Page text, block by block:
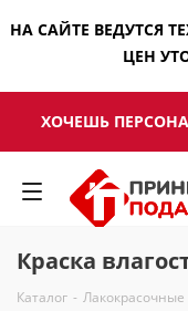
НА САЙТЕ ВЕДУТСЯ
ЦЕН
ХОЧЕШЬ
Краска
Каталог -